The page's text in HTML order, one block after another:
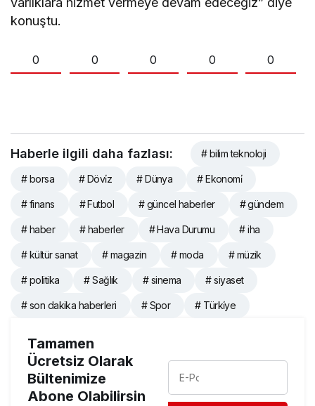
konuştu.
0 0 0 0 0
Haberle ilgili daha fazlası: # bilim teknoloji
# borsa # Dövi̇z # Dünya # Ekonomi̇
# finans # Futbol # güncel haberler # gündem
# haber # haberler # Hava Durumu # iha
# kültür sanat # magazin # moda # müzik
# politika # Sağlık # sinema # siyaset
# son dakika haberleri # Spor # Türki̇ye
Tamamen
Ücretsiz Olarak
Bültenimize
Abone Olabilirsin